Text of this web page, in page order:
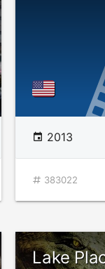
2013
383022
Lake